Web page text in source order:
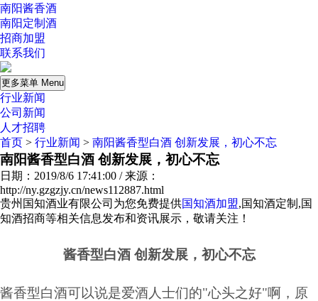
南阳酱香酒
南阳定制酒
招商加盟
联系我们
更多菜单 Menu
行业新闻
公司新闻
人才招聘
首页 > 行业新闻 > 南阳酱香型白酒 创新发展，初心不忘
南阳酱香型白酒 创新发展，初心不忘
日期：2019/8/6 17:41:00 / 来源：
http://ny.gzgzjy.cn/news112887.html
贵州国知酒业有限公司为您免费提供国知酒加盟,国知酒定制,国
知酒招商等相关信息发布和资讯展示，敬请关注！
酱香型白酒 创新发展，初心不忘
酱香型白酒可以说是爱酒人士们的"心头之好"啊，原